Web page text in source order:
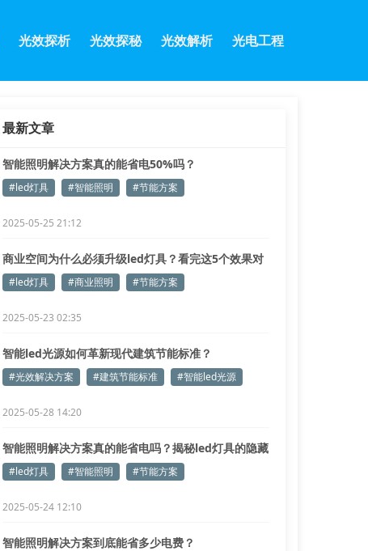
光效探析 光效探秘 光效解析 光电工程
最新文章
智能照明解决方案真的能省电50%吗？
#led灯具 #智能照明 #节能方案
2025-05-25 21:12
商业空间为什么必须升级led灯具？看完这5个效果对
比就懂了
#led灯具 #商业照明 #节能方案
2025-05-23 02:35
智能led光源如何革新现代建筑节能标准？
#光效解决方案 #建筑节能标准 #智能led光源
2025-05-28 14:20
智能照明解决方案真的能省电吗？揭秘led灯具的隐藏
优势
#led灯具 #智能照明 #节能方案
2025-05-24 12:10
智能照明解决方案到底能省多少电费？